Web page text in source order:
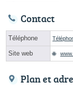
Contact
Téléphone
Site web
Plan et